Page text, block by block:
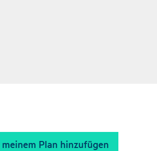
Plan hinzufügen